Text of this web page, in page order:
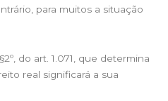
para muitos a situação
do art. 1.071, que determina
real significará a sua